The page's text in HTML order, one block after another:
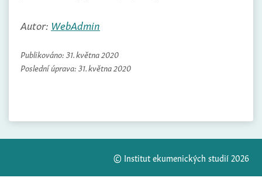
Autor: WebAdmin
Publikováno: 31. května 2020
Poslední úprava: 31. května 2020
© Institut ekumenických studií 2026